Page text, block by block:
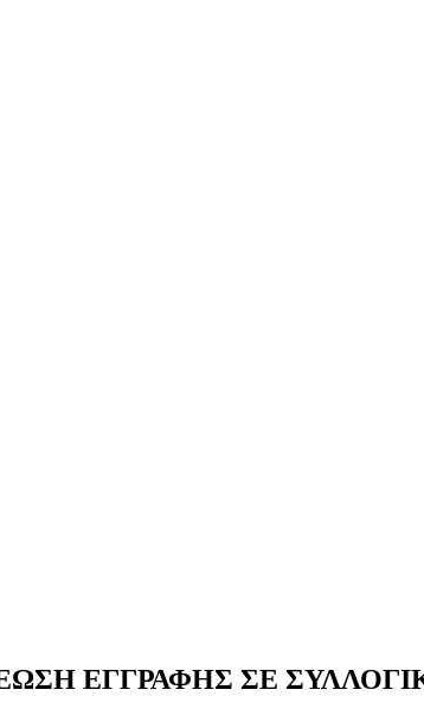
ΕΓΓΡΑΦΗΣ ΣΕ